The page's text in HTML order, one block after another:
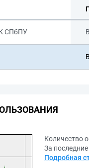
СПбПУ
Количество
За
Подробная